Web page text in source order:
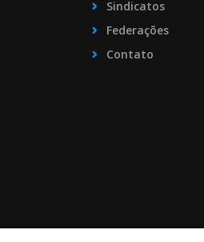
Sindicatos
Federações
Contato